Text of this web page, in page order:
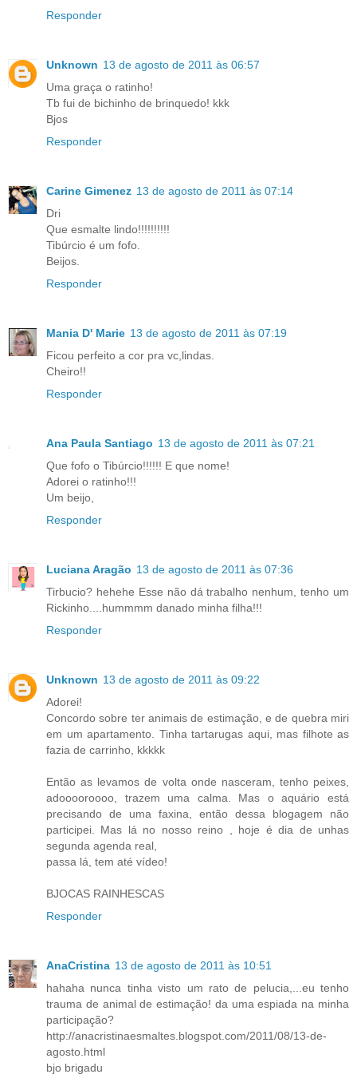
Responder
Unknown 13 de agosto de 2011 às 06:57
Uma graça o ratinho!
Tb fui de bichinho de brinquedo! kkk
Bjos
Responder
Carine Gimenez 13 de agosto de 2011 às 07:14
Dri
Que esmalte lindo!!!!!!!!!!
Tibúrcio é um fofo.
Beijos.
Responder
Mania D' Marie 13 de agosto de 2011 às 07:19
Ficou perfeito a cor pra vc,lindas.
Cheiro!!
Responder
Ana Paula Santiago 13 de agosto de 2011 às 07:21
Que fofo o Tibúrcio!!!!!! E que nome!
Adorei o ratinho!!!
Um beijo,
Responder
Luciana Aragão 13 de agosto de 2011 às 07:36
Tirbucio? hehehe Esse não dá trabalho nenhum, tenho um
Rickinho....hummmm danado minha filha!!!
Responder
Unknown 13 de agosto de 2011 às 09:22
Adorei!
Concordo sobre ter animais de estimação, e de quebra miri
em um apartamento. Tinha tartarugas aqui, mas filhote as
fazia de carrinho, kkkkk
Então as levamos de volta onde nasceram, tenho peixes,
adooooroooo, trazem uma calma. Mas o aquário está
precisando de uma faxina, então dessa blogagem não
participei. Mas lá no nosso reino , hoje é dia de unhas
segunda agenda real,
passa lá, tem até vídeo!
BJOCAS RAINHESCAS
Responder
AnaCristina 13 de agosto de 2011 às 10:51
hahaha nunca tinha visto um rato de pelucia,...eu tenho
trauma de animal de estimação! da uma espiada na minha
participação?
http://anacristinaesmaltes.blogspot.com/2011/08/13-de-
agosto.html
bjo brigadu